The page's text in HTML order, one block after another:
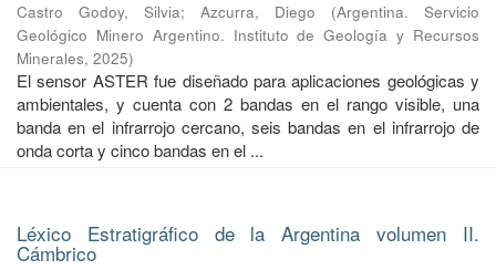
Castro Godoy, Silvia; Azcurra, Diego (Argentina. Servicio
Geológico Minero Argentino. Instituto de Geología y Recursos
Minerales, 2025)
El sensor ASTER fue diseñado para aplicaciones geológicas y
ambientales, y cuenta con 2 bandas en el rango visible, una
banda en el infrarrojo cercano, seis bandas en el infrarrojo de
onda corta y cinco bandas en el ...
Léxico Estratigráfico de la Argentina volumen II.
Cámbrico